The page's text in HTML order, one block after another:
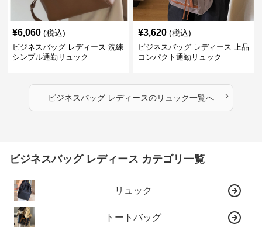
¥6,060 (税込)
ビジネスバッグ レディース 洗練
シンプル通勤リュック
¥3,620 (税込)
ビジネスバッグ レディース 上品
コンパクト通勤リュック
ビジネスバッグ レディースのリュック一覧へ ›
ビジネスバッグ レディース カテゴリ一覧
リュック
トートバッグ